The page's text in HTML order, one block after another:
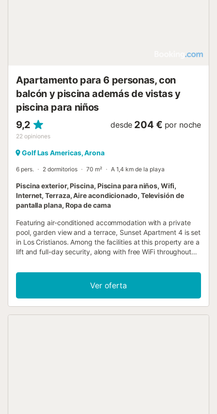
Apartamento para 6 personas, con
balcón y piscina además de vistas y
piscina para niños
9,2
22 opiniones
desde 204 € por noche
Golf Las Americas, Arona
6 pers. 2 dormitorios 70 m² A 1,4 km de la playa
Piscina exterior, Piscina, Piscina para niños, Wifi,
Internet, Terraza, Aire acondicionado, Televisión de
pantalla plana, Ropa de cama
Featuring air-conditioned accommodation with a private
pool, garden view and a terrace, Sunset Apartment 4 is set
in Los Cristianos. Among the facilities at this property are a
lift and full-day security, along with free WiFi throughout
Ver oferta